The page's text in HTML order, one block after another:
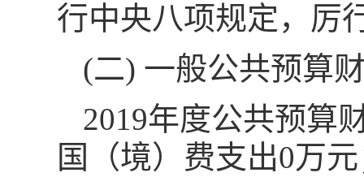
行中央八项规定，厉
(二) 一般公共预算
2019年度公共预算
国（境）费支出0万